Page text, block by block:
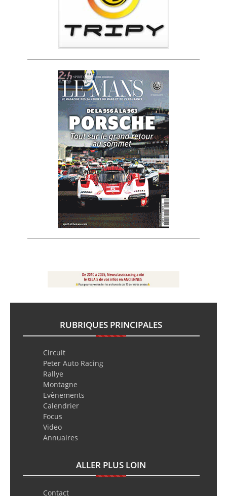
RUBRIQUES PRINCIPALES
Circuit
Peter Auto Racing
Rallye
Montagne
Evènements
Calendrier
Focus
Video
Annuaires
ALLER PLUS LOIN
Contact